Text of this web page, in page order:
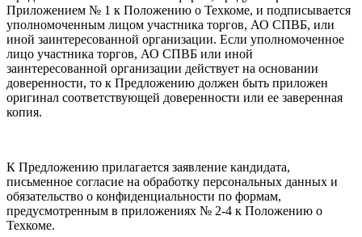
Приложением № 1 к Положению о Техкоме, и подписывается
уполномоченным лицом участника торгов, АО СПВБ, или
иной заинтересованной организации. Если уполномоченное
лицо участника торгов, АО СПВБ или иной
заинтересованной организации действует на основании
доверенности, то к Предложению должен быть приложен
оригинал соответствующей доверенности или ее заверенная
копия.
К Предложению прилагается заявление кандидата,
письменное согласие на обработку персональных данных и
обязательство о конфиденциальности по формам,
предусмотренным в приложениях № 2-4 к Положению о
Техкоме.